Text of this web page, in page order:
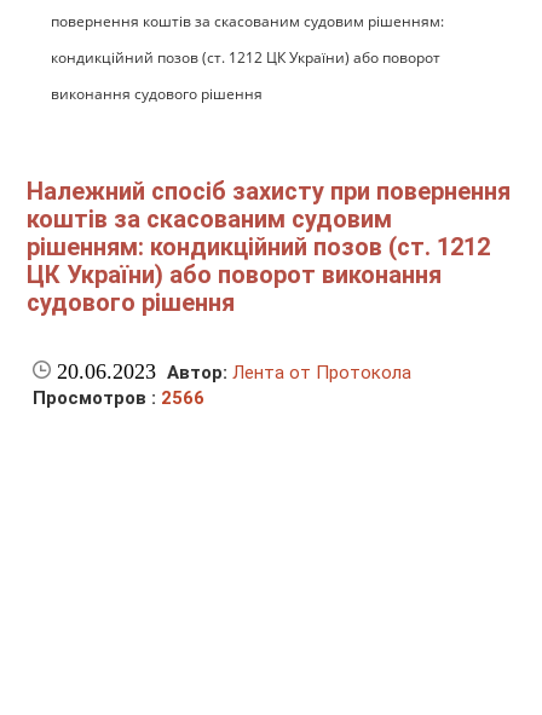
повернення коштів за скасованим судовим рішенням:
кондикційний позов (ст. 1212 ЦК України) або поворот
виконання судового рішення
Належний спосіб захисту при повернення
коштів за скасованим судовим
рішенням: кондикційний позов (ст. 1212
ЦК України) або поворот виконання
судового рішення
20.06.2023 Автор: Лента от Протокола
Просмотров : 2566